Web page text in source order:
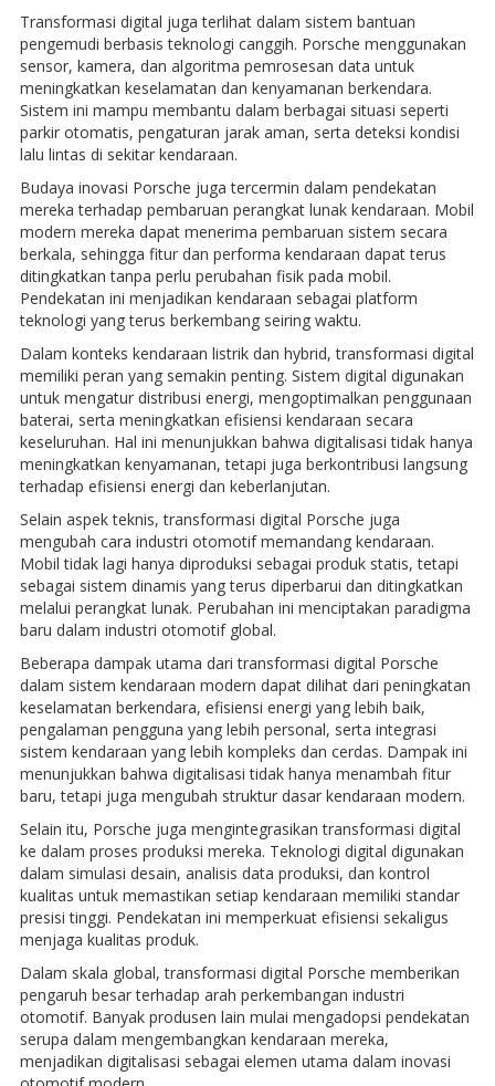
Transformasi digital juga terlihat dalam sistem bantuan
pengemudi berbasis teknologi canggih. Porsche menggunakan
sensor, kamera, dan algoritma pemrosesan data untuk
meningkatkan keselamatan dan kenyamanan berkendara.
Sistem ini mampu membantu dalam berbagai situasi seperti
parkir otomatis, pengaturan jarak aman, serta deteksi kondisi
lalu lintas di sekitar kendaraan.
Budaya inovasi Porsche juga tercermin dalam pendekatan
mereka terhadap pembaruan perangkat lunak kendaraan. Mobil
modern mereka dapat menerima pembaruan sistem secara
berkala, sehingga fitur dan performa kendaraan dapat terus
ditingkatkan tanpa perlu perubahan fisik pada mobil.
Pendekatan ini menjadikan kendaraan sebagai platform
teknologi yang terus berkembang seiring waktu.
Dalam konteks kendaraan listrik dan hybrid, transformasi digital
memiliki peran yang semakin penting. Sistem digital digunakan
untuk mengatur distribusi energi, mengoptimalkan penggunaan
baterai, serta meningkatkan efisiensi kendaraan secara
keseluruhan. Hal ini menunjukkan bahwa digitalisasi tidak hanya
meningkatkan kenyamanan, tetapi juga berkontribusi langsung
terhadap efisiensi energi dan keberlanjutan.
Selain aspek teknis, transformasi digital Porsche juga
mengubah cara industri otomotif memandang kendaraan.
Mobil tidak lagi hanya diproduksi sebagai produk statis, tetapi
sebagai sistem dinamis yang terus diperbarui dan ditingkatkan
melalui perangkat lunak. Perubahan ini menciptakan paradigma
baru dalam industri otomotif global.
Beberapa dampak utama dari transformasi digital Porsche
dalam sistem kendaraan modern dapat dilihat dari peningkatan
keselamatan berkendara, efisiensi energi yang lebih baik,
pengalaman pengguna yang lebih personal, serta integrasi
sistem kendaraan yang lebih kompleks dan cerdas. Dampak ini
menunjukkan bahwa digitalisasi tidak hanya menambah fitur
baru, tetapi juga mengubah struktur dasar kendaraan modern.
Selain itu, Porsche juga mengintegrasikan transformasi digital
ke dalam proses produksi mereka. Teknologi digital digunakan
dalam simulasi desain, analisis data produksi, dan kontrol
kualitas untuk memastikan setiap kendaraan memiliki standar
presisi tinggi. Pendekatan ini memperkuat efisiensi sekaligus
menjaga kualitas produk.
Dalam skala global, transformasi digital Porsche memberikan
pengaruh besar terhadap arah perkembangan industri
otomotif. Banyak produsen lain mulai mengadopsi pendekatan
serupa dalam mengembangkan kendaraan mereka,
menjadikan digitalisasi sebagai elemen utama dalam inovasi